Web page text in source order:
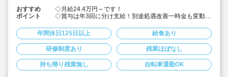
おすすめ
ポイント
◇月給24.4万円～です！
◇賞与は年3回に分け支給！別途処遇改善一時金も変動し
◇1歳～5歳まで各6名の子ども達に寄り添う保育！
◇ネイルOK・髪色自由！
◇年間休日126日とプライベート充実！
◇実施しているプログラムがNHKでも放送され注目を集
めています！
◇アットホームな雰囲気でゆったりと保育をしたい保育
士さんにマッチします！
年間休日125日以上 給食あり
研修制度あり 残業ほぼなし
持ち帰り残業無し 自転車通勤OK